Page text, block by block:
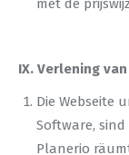
met de
IX. Verlening
Die Webseite
Software,
Planerio